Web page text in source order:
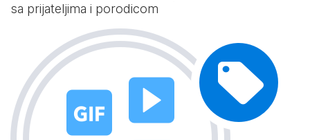
sa prijateljima i porodicom